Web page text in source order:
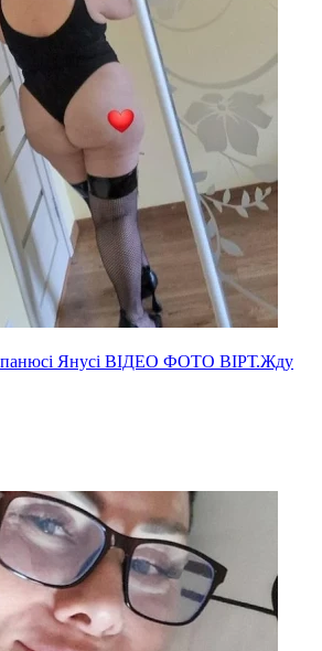
панюсі Янусі ВІДЕО ФОТО ВІРТ.Жду